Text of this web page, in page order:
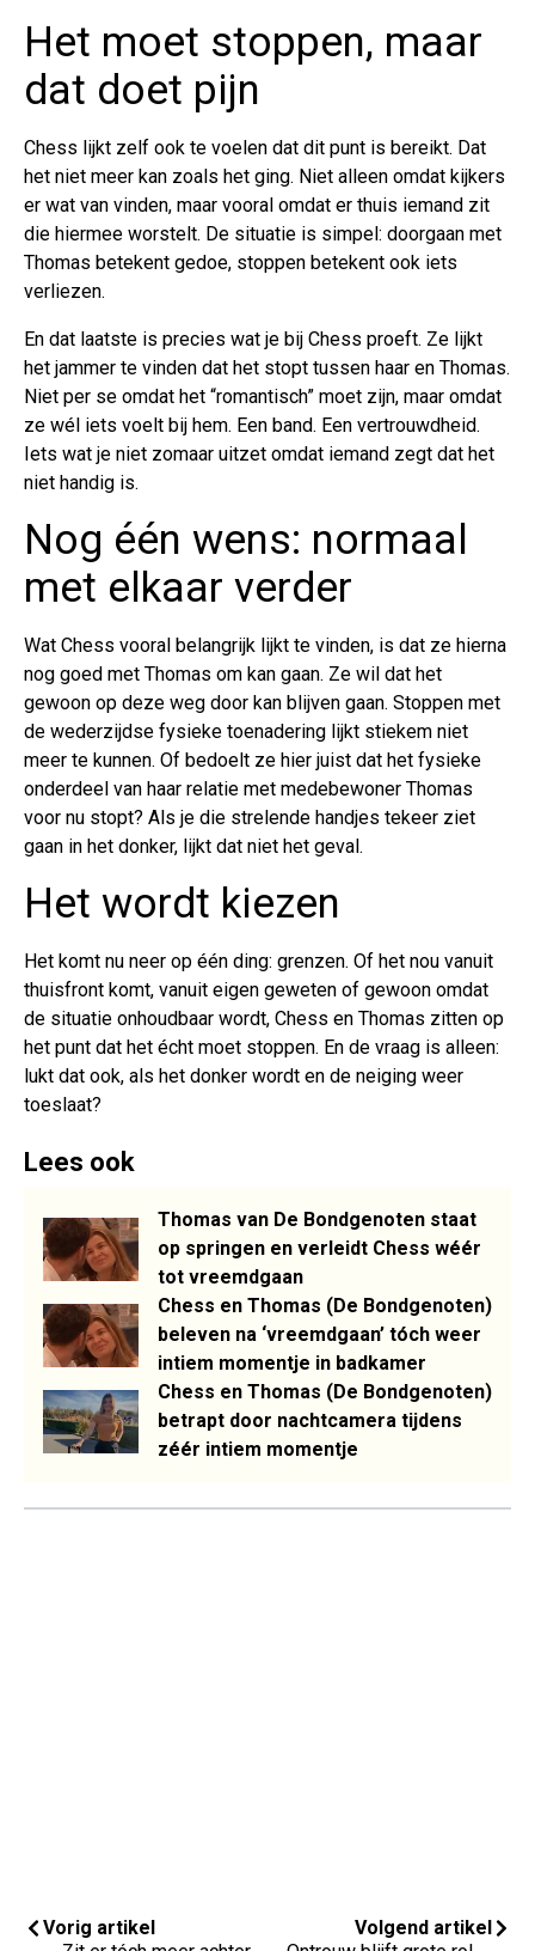
Het moet stoppen, maar
dat doet pijn
Chess lijkt zelf ook te voelen dat dit punt is bereikt. Dat
het niet meer kan zoals het ging. Niet alleen omdat kijkers
er wat van vinden, maar vooral omdat er thuis iemand zit
die hiermee worstelt. De situatie is simpel: doorgaan met
Thomas betekent gedoe, stoppen betekent ook iets
verliezen.
En dat laatste is precies wat je bij Chess proeft. Ze lijkt
het jammer te vinden dat het stopt tussen haar en Thomas.
Niet per se omdat het “romantisch” moet zijn, maar omdat
ze wél iets voelt bij hem. Een band. Een vertrouwdheid.
Iets wat je niet zomaar uitzet omdat iemand zegt dat het
niet handig is.
Nog één wens: normaal
met elkaar verder
Wat Chess vooral belangrijk lijkt te vinden, is dat ze hierna
nog goed met Thomas om kan gaan. Ze wil dat het
gewoon op deze weg door kan blijven gaan. Stoppen met
de wederzijdse fysieke toenadering lijkt stiekem niet
meer te kunnen. Of bedoelt ze hier juist dat het fysieke
onderdeel van haar relatie met medebewoner Thomas
voor nu stopt? Als je die strelende handjes tekeer ziet
gaan in het donker, lijkt dat niet het geval.
Het wordt kiezen
Het komt nu neer op één ding: grenzen. Of het nou vanuit
thuisfront komt, vanuit eigen geweten of gewoon omdat
de situatie onhoudbaar wordt, Chess en Thomas zitten op
het punt dat het écht moet stoppen. En de vraag is alleen:
lukt dat ook, als het donker wordt en de neiging weer
toeslaat?
Lees ook
Thomas van De Bondgenoten staat
op springen en verleidt Chess wéér
tot vreemdgaan
Chess en Thomas (De Bondgenoten)
beleven na ‘vreemdgaan’ tóch weer
intiem momentje in badkamer
Chess en Thomas (De Bondgenoten)
betrapt door nachtcamera tijdens
zéér intiem momentje
Vorig artikel
Volgend artikel